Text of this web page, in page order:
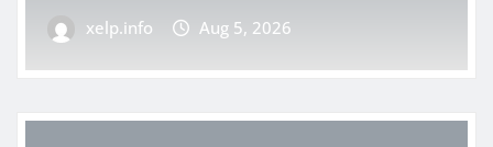
xelp.info
Aug 5, 2026